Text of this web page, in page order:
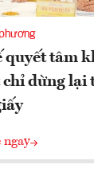
quyết tâm
chỉ dừng lại
ngay